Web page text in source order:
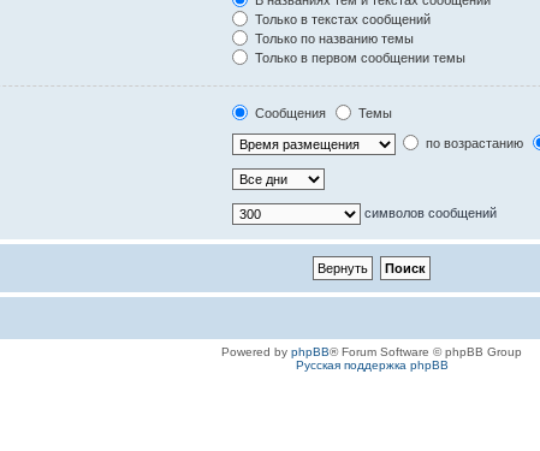
Только в текстах сообщений
Только по названию темы
Только в первом сообщении темы
Сообщения
Темы
по возрастанию
символов сообщений
Powered by phpBB® Forum Software © phpBB Group
Русская поддержка phpBB